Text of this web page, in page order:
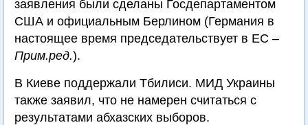
заявления были сделаны Госдепартаментом
США и официальным Берлином (Германия в
настоящее время председательствует в ЕС –
Прим.ред.).
В Киеве поддержали Тбилиси. МИД Украины
также заявил, что не намерен считаться с
результатами абхазских выборов.